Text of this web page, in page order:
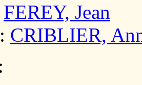
FEREY, Jean
CRIBLIER,